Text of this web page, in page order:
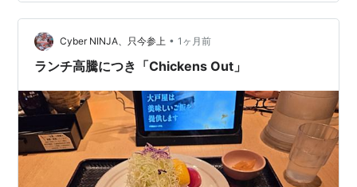
から新たな4年への1歩スタートだ。50年までに優勝する
んだから。この挫折を糧にしようよ！…
Cyber NINJA、只今参上 • 1ヶ月前
ランチ高騰につき「Chickens Out」